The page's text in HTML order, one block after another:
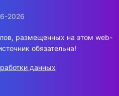
2026
размещенных на этом web-
обязательна!
данных